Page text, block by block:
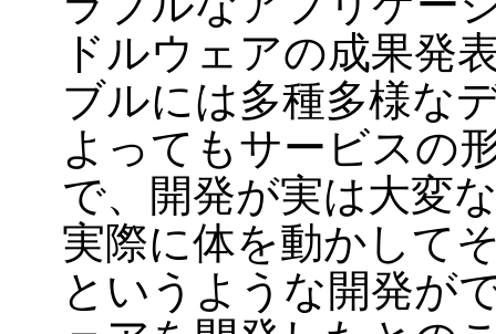
ドルウェアの成果発
ブルには多種多様な
よってもサービスの
で、開発が実は大変
実際に体を動かして
というような開発が